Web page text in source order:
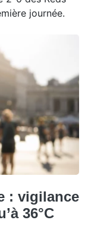
journée.
: vigilance
36°C